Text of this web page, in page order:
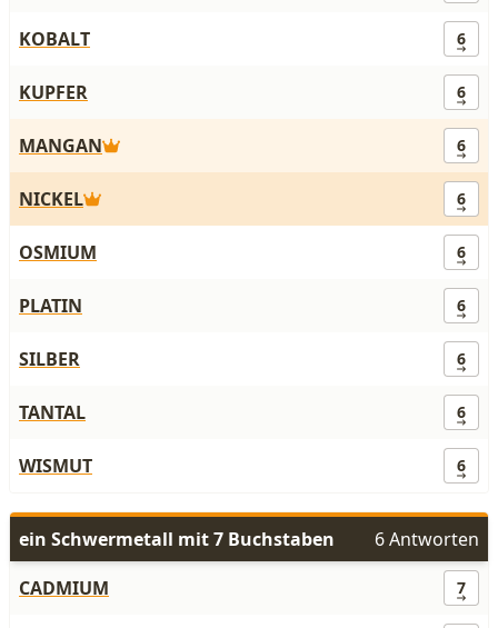
KOBALT 6
KUPFER 6
MANGAN 6
NICKEL 6
OSMIUM 6
PLATIN 6
SILBER 6
TANTAL 6
WISMUT 6
ein Schwermetall mit 7 Buchstaben
6 Antworten
CADMIUM
7